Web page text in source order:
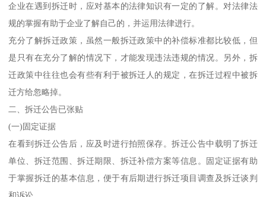
企业在遇到拆迁时，应对基本的法律知识有一定的了解。对法律法
规的掌握有助于企业了解自己的，并运用法律进行。
充分了解拆迁政策，虽然一般拆迁政策中的补偿标准都比较低，但
是只有在充分了解的情况下，才能发现违法违规的情况。另外，拆
迁政策中往往也会有些有利于被拆迁人的规定，在拆迁过程中被拆
迁方给忽略掉。
二、拆迁公告已张贴
(一)固定证据
在看到拆迁公告后，应及时进行拍照保存。拆迁公告中载明了拆迁
单位、拆迁范围、拆迁期限、拆迁补偿方案等信息。固定证据有助
于掌握拆迁的基本信息，便于有后期进行拆迁项目调查及拆迁谈判